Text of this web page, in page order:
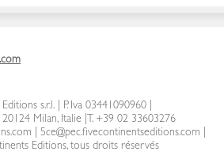
s.r.l.| P. Iva 03441090960 |
20124 Milan, Italie
T. +39 02 33603276
5ce@pec.fivecontinentseditions.com
Editions, tous droits réservés